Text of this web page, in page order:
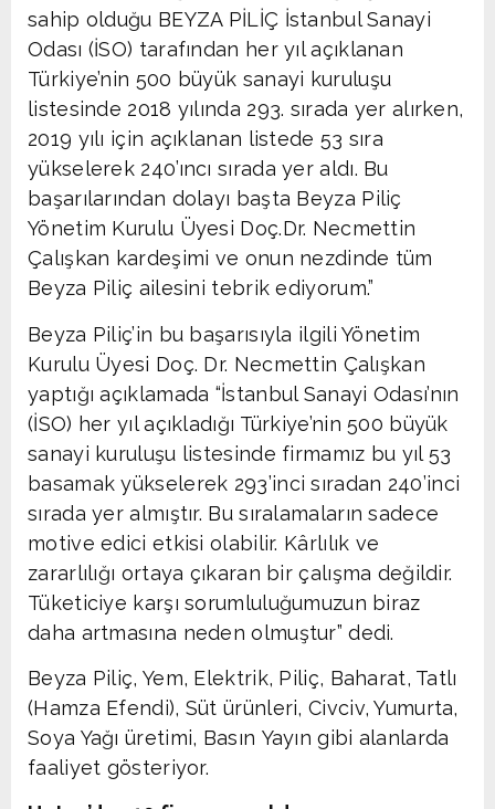
sahip olduğu BEYZA PİLİÇ İstanbul Sanayi
Odası (İSO) tarafından her yıl açıklanan
Türkiye’nin 500 büyük sanayi kuruluşu
listesinde 2018 yılında 293. sırada yer alırken,
2019 yılı için açıklanan listede 53 sıra
yükselerek 240’ıncı sırada yer aldı. Bu
başarılarından dolayı başta Beyza Piliç
Yönetim Kurulu Üyesi Doç.Dr. Necmettin
Çalışkan kardeşimi ve onun nezdinde tüm
Beyza Piliç ailesini tebrik ediyorum.”
Beyza Piliç’in bu başarısıyla ilgili Yönetim
Kurulu Üyesi Doç. Dr. Necmettin Çalışkan
yaptığı açıklamada “İstanbul Sanayi Odası’nın
(İSO) her yıl açıkladığı Türkiye’nin 500 büyük
sanayi kuruluşu listesinde firmamız bu yıl 53
basamak yükselerek 293’inci sıradan 240’inci
sırada yer almıştır. Bu sıralamaların sadece
motive edici etkisi olabilir. Kârlılık ve
zararlılığı ortaya çıkaran bir çalışma değildir.
Tüketiciye karşı sorumluluğumuzun biraz
daha artmasına neden olmuştur” dedi.
Beyza Piliç, Yem, Elektrik, Piliç, Baharat, Tatlı
(Hamza Efendi), Süt ürünleri, Civciv, Yumurta,
Soya Yağı üretimi, Basın Yayın gibi alanlarda
faaliyet gösteriyor.